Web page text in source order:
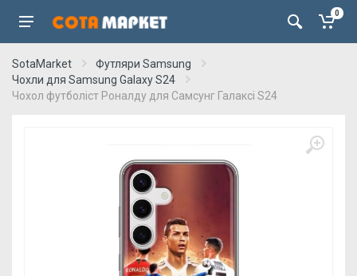
0
SotaMarket
Футляри Samsung
Чохли для Samsung Galaxy S24
Чохол футболіст Роналду для Самсунг Галаксi S24